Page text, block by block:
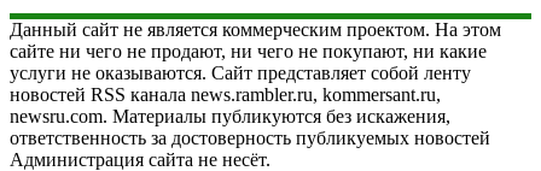
Данный сайт не является коммерческим проектом. На этом
сайте ни чего не продают, ни чего не покупают, ни какие
услуги не оказываются. Сайт представляет собой ленту
новостей RSS канала news.rambler.ru, kommersant.ru,
newsru.com. Материалы публикуются без искажения,
ответственность за достоверность публикуемых новостей
Администрация сайта не несёт.